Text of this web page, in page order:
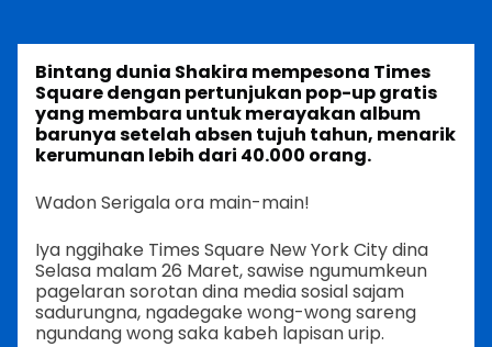
Bintang dunia Shakira mempesona Times
Square dengan pertunjukan pop-up gratis
yang membara untuk merayakan album
barunya setelah absen tujuh tahun, menarik
kerumunan lebih dari 40.000 orang.
Wadon Serigala ora main-main!
Iya nggihake Times Square New York City dina
Selasa malam 26 Maret, sawise ngumumkeun
pagelaran sorotan dina media sosial sajam
sadurungna, ngadegake wong-wong sareng
ngundang wong saka kabeh lapisan urip.